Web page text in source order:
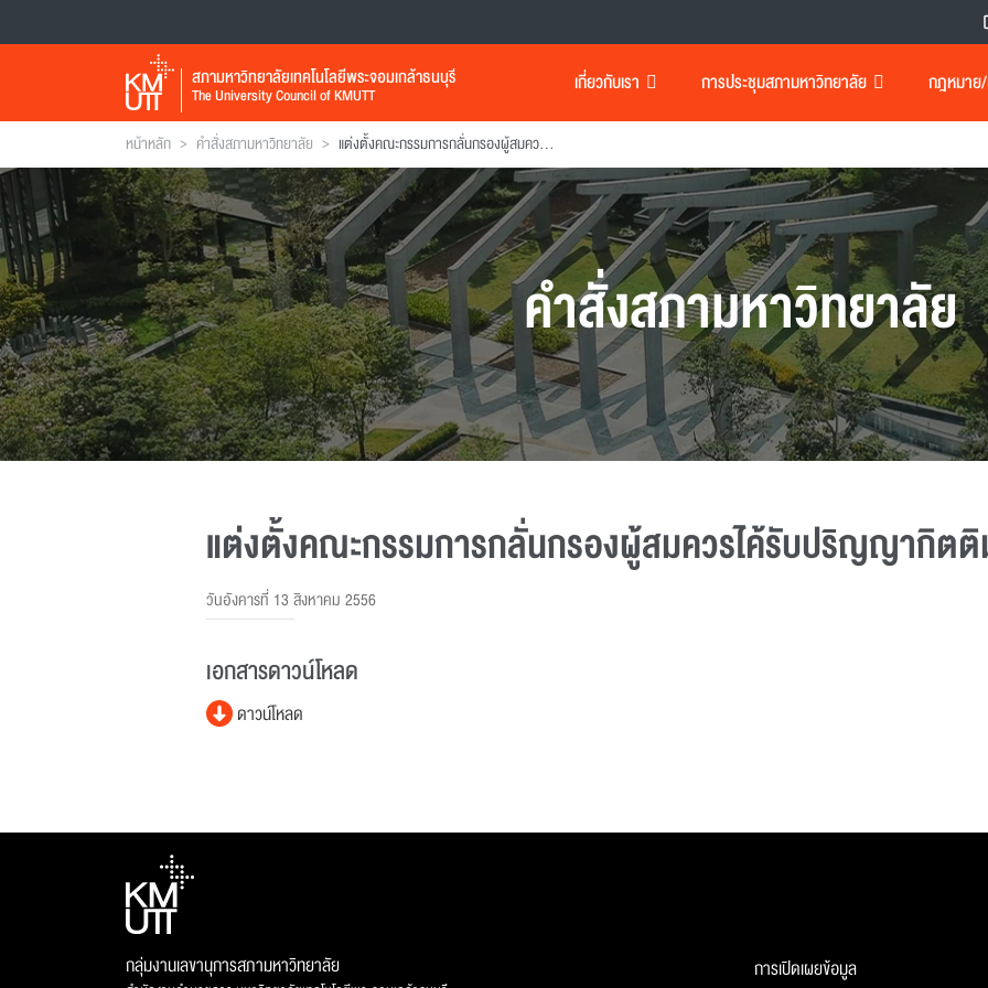
สภามหาวิทยาลัยเทคโนโลยีพระจอมเกล้าธนบุรี
The University Council of KMUTT เกี่ยวกับเรา การประชุมสภามหาวิทยาลัย กฎหมาย/
หน้าหลัก > คำสั่งสภามหาวิทยาลัย > แต่งตั้งคณะกรรมการกลั่นกรองผู้สมควรไค้รับปริญญากิตติมศักดิ
คำสั่งสภามหาวิทยาลัย
แต่งตั้งคณะกรรมการกลั่นกรองผู้สมควรไค้รับปริญญากิต
วันอังคารที่ 13 สิงหาคม 2556
เอกสารดาวน์โหลด
ดาวน์โหลด
กลุ่มงานเลขานุการสภามหาวิทยาลัย การเปิดเผยข้อมูล